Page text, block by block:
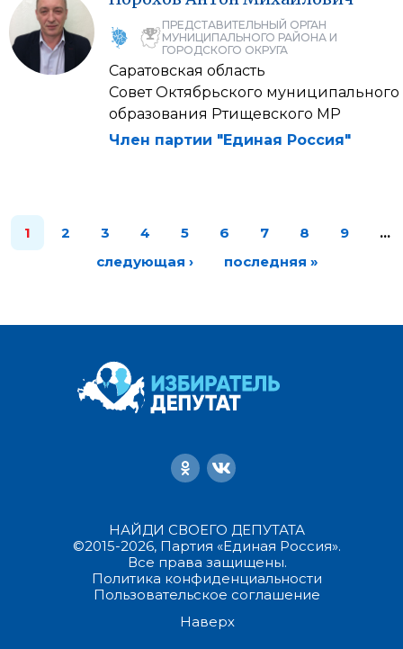
ПРЕДСТАВИТЕЛЬНЫЙ ОРГАН
МУНИЦИПАЛЬНОГО РАЙОНА И
ГОРОДСКОГО ОКРУГА
Саратовская область
Совет Октябрьского муниципального
образования Ртищевского МР
Член партии "Единая Россия"
1 2 3 4 5 6 7 8 9
…
следующая ›
последняя »
НАЙДИ СВОЕГО ДЕПУТАТА
©2015-2026, Партия «Единая Россия».
Все права защищены.
Политика конфиденциальности
Пользовательское соглашение
Наверх